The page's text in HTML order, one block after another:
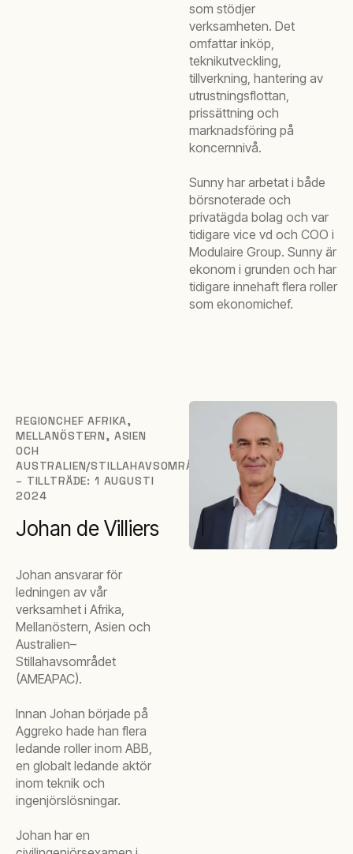
som stödjer
verksamheten. Det
omfattar inköp,
teknikutveckling,
tillverkning, hantering av
utrustningsflottan,
prissättning och
marknadsföring på
koncernnivå.
Sunny har arbetat i både
börsnoterade och
privatägda bolag och var
tidigare vice vd och COO i
Modulaire Group. Sunny är
ekonom i grunden och har
tidigare innehaft flera roller
som ekonomichef.
REGIONCHEF AFRIKA,
MELLANÖSTERN, ASIEN
OCH
AUSTRALIEN/STILLAHAVSOMRÅDET
– TILLTRÄDE: 1 AUGUSTI
2024
Johan de Villiers
Johan ansvarar för
ledningen av vår
verksamhet i Afrika,
Mellanöstern, Asien och
Australien–
Stillahavsområdet
(AMEAPAC).
Innan Johan började på
Aggreko hade han flera
ledande roller inom ABB,
en globalt ledande aktör
inom teknik och
ingenjörslösningar.
Johan har en